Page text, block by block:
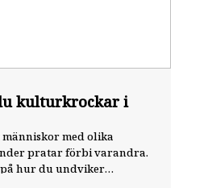
kulturkrockar i
med olika
pratar förbi varandra.
på hur du undviker